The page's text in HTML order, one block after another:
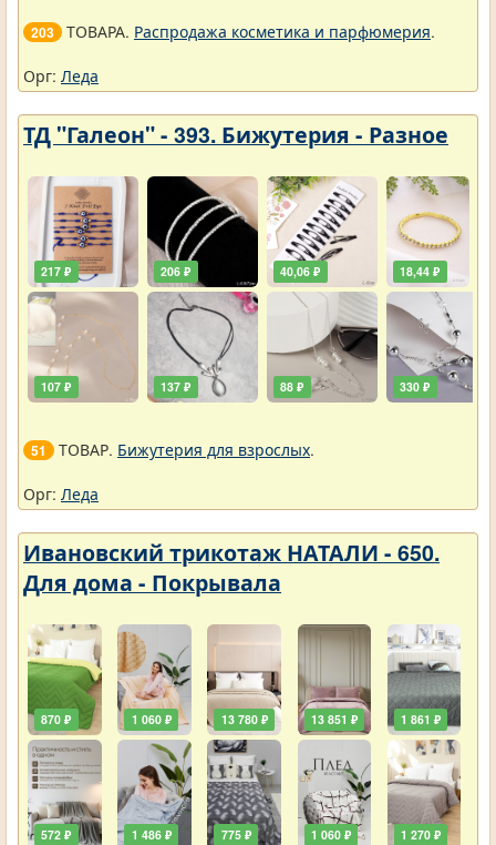
203 ТОВАРА. Распродажа косметика и парфюмерия.
Орг: Леда
ТД "Галеон" - 393. Бижутерия - Разное
217 ₽
107 ₽
206 ₽
137 ₽
40,06 ₽
88 ₽
18,44 ₽
330 ₽
51 ТОВАР. Бижутерия для взрослых.
Орг: Леда
Ивановский трикотаж НАТАЛИ - 650.
Для дома - Покрывала
870 ₽
572 ₽
1 060 ₽
1 486 ₽
13 780 ₽
775 ₽
13 851 ₽
1 060 ₽
1 861 ₽
1 270 ₽